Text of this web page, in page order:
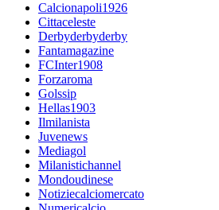
Calcionapoli1926
Cittaceleste
Derbyderbyderby
Fantamagazine
FCInter1908
Forzaroma
Golssip
Hellas1903
Ilmilanista
Juvenews
Mediagol
Milanistichannel
Mondoudinese
Notiziecalciomercato